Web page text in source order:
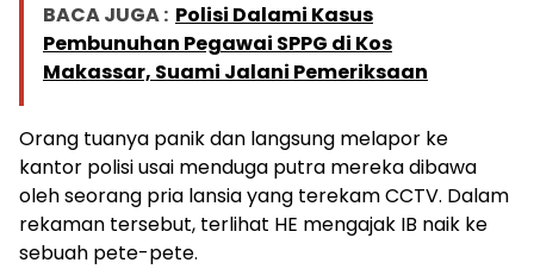
BACA JUGA : Polisi Dalami Kasus
Pembunuhan Pegawai SPPG di Kos
Makassar, Suami Jalani Pemeriksaan
Orang tuanya panik dan langsung melapor ke
kantor polisi usai menduga putra mereka dibawa
oleh seorang pria lansia yang terekam CCTV. Dalam
rekaman tersebut, terlihat HE mengajak IB naik ke
sebuah pete-pete.